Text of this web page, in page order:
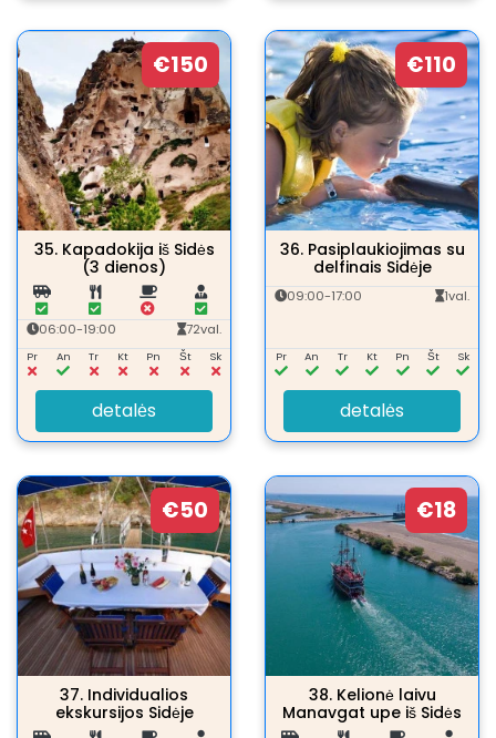
€150
35. Kapadokija iš Sidės
(3 dienos)
06:00-19:00 72val.
Pr An Tr Kt Pn Št Sk
detalės
€110
36. Pasiplaukiojimas su
delfinais Sidėje
09:00-17:00 1val.
Pr An Tr Kt Pn Št Sk
detalės
€50
37. Individualios
ekskursijos Sidėje
€18
38. Kelionė laivu
Manavgat upe iš Sidės